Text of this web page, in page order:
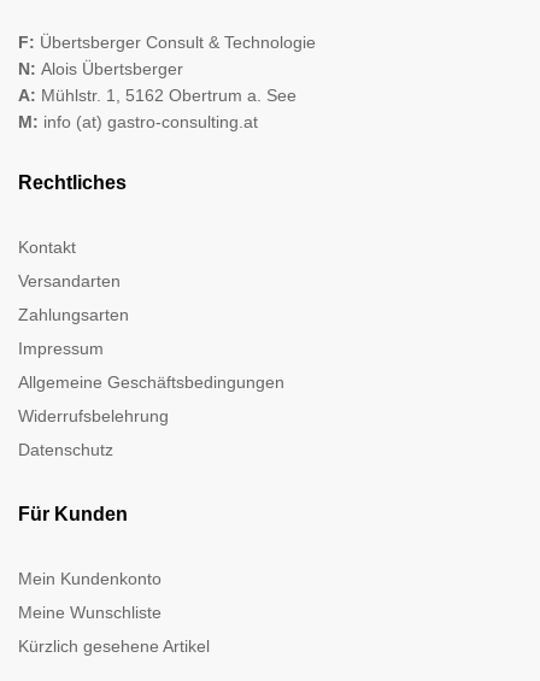
F: Übertsberger Consult & Technologie
N: Alois Übertsberger
A: Mühlstr. 1, 5162 Obertrum a. See
M: info (at) gastro-consulting.at
Rechtliches
Kontakt
Versandarten
Zahlungsarten
Impressum
Allgemeine Geschäftsbedingungen
Widerrufsbelehrung
Datenschutz
Für Kunden
Mein Kundenkonto
Meine Wunschliste
Kürzlich gesehene Artikel